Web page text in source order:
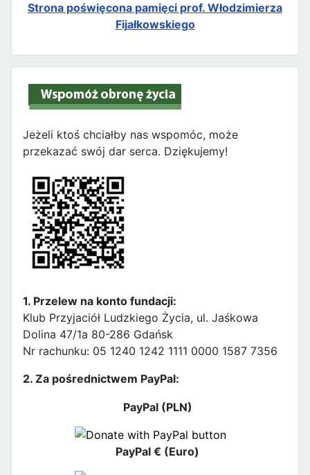
Strona poświęcona pamięci prof. Włodzimierza
Fijałkowskiego
Jeżeli ktoś chciałby nas wspomóc, może
przekazać swój dar serca. Dziękujemy!
1. Przelew na konto fundacji:
Klub Przyjaciół Ludzkiego Życia, ul. Jaśkowa
Dolina 47/1a 80-286 Gdańsk
Nr rachunku: 05 1240 1242 1111 0000 1587 7356
2. Za pośrednictwem PayPal:
PayPal (PLN)
PayPal € (Euro)